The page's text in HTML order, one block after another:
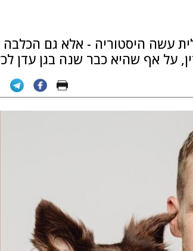
עשה היסטוריה - אלא גם
על אף שהיא כבר שנה בגן עדן